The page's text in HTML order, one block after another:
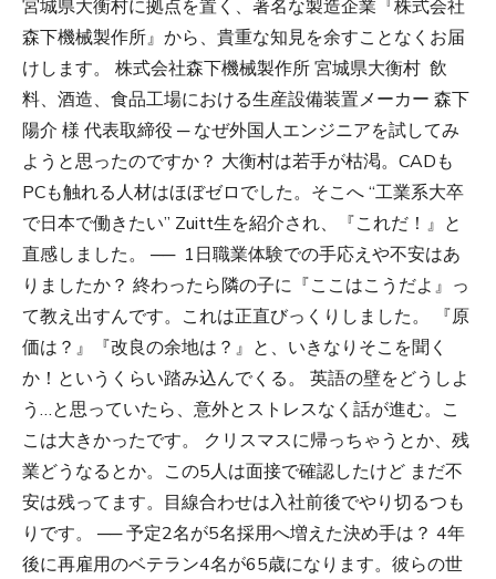
宮城県大衡村に拠点を置く、著名な製造企業『株式会社
森下機械製作所』から、貴重な知見を余すことなくお届
けします。 株式会社森下機械製作所 宮城県大衡村 飲
料、酒造、食品工場における生産設備装置メーカー 森下
陽介 様 代表取締役 ─ なぜ外国人エンジニアを試してみ
ようと思ったのですか？ 大衡村は若手が枯渇。CADも
PCも触れる人材はほぼゼロでした。そこへ “工業系大卒
で日本で働きたい” Zuitt生を紹介され、『これだ！』と
直感しました。 ── 1日職業体験での手応えや不安はあ
りましたか？ 終わったら隣の子に『ここはこうだよ』っ
て教え出すんです。これは正直びっくりしました。 『原
価は？』『改良の余地は？』と、いきなりそこを聞く
か！というくらい踏み込んでくる。 英語の壁をどうしよ
う…と思っていたら、意外とストレスなく話が進む。こ
こは大きかったです。 クリスマスに帰っちゃうとか、残
業どうなるとか。この5人は面接で確認したけど まだ不
安は残ってます。目線合わせは入社前後でやり切るつも
りです。 ── 予定2名が5名採用へ増えた決め手は？ 4年
後に再雇用のベテラン4名が65歳になります。彼らの世